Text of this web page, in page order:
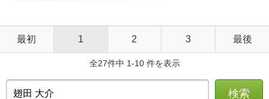
最初 1 2 3 最後
全27件中 1-10 件を表示
検索